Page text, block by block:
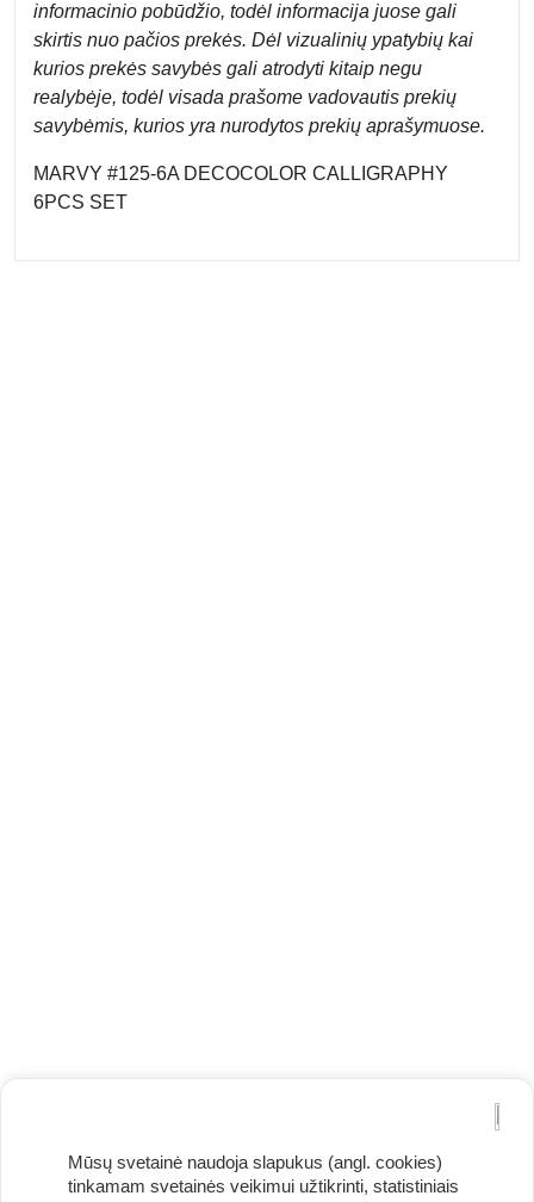
informacinio pobūdžio, todėl informacija juose gali
skirtis nuo pačios prekės. Dėl vizualinių ypatybių kai
kurios prekės savybės gali atrodyti kitaip negu
realybėje, todėl visada prašome vadovautis prekių
savybėmis, kurios yra nurodytos prekių aprašymuose.
MARVY #125-6A DECOCOLOR CALLIGRAPHY
6PCS SET
Mūsų svetainė naudoja slapukus (angl. cookies)
tinkamam svetainės veikimui užtikrinti, statistiniais